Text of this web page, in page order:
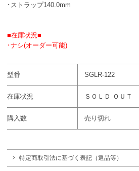
･ストラップ140.0mm
■在庫状況■
･ナシ(オーダー可能)
型番 SGLR-122
在庫状況 ＳＯＬＤ ＯＵＴ
購入数 売り切れ
特定商取引法に基づく表記（返品等）